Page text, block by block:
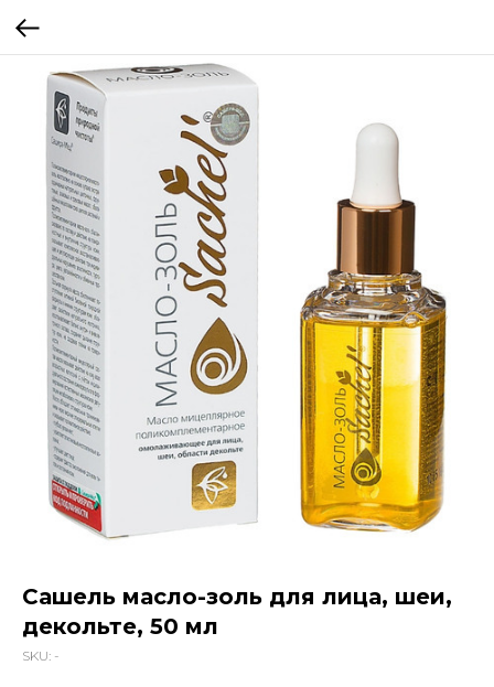
Сашель масло-золь для лица, шеи,
декольте, 50 мл
SKU: -